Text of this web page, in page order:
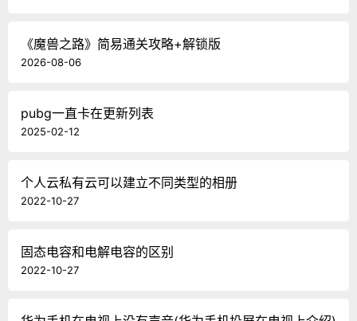
《魔兽之路》简易通关攻略+解锁版
2026-08-06
pubg一直卡在更新列表
2025-02-12
个人云私有云可以建立不同类型的相册
2022-10-27
固态电容和电解电容的区别
2022-10-27